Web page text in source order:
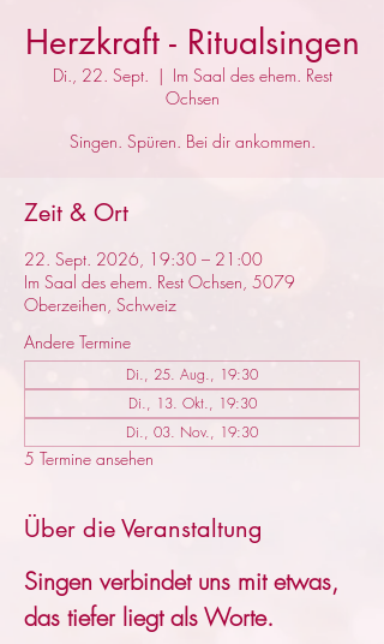
Herzkraft - Ritualsingen
Di., 22. Sept.
  |
Im Saal des ehem. Rest
Ochsen
Singen. Spüren. Bei dir ankommen.
Zeit & Ort
22. Sept. 2026, 19:30 – 21:00
Im Saal des ehem. Rest Ochsen, 5079
Oberzeihen, Schweiz
Andere Termine
Di., 25. Aug., 19:30
Di., 13. Okt., 19:30
Di., 03. Nov., 19:30
5 Termine ansehen
Über die Veranstaltung
Singen verbindet uns mit etwas,
das tiefer liegt als Worte.